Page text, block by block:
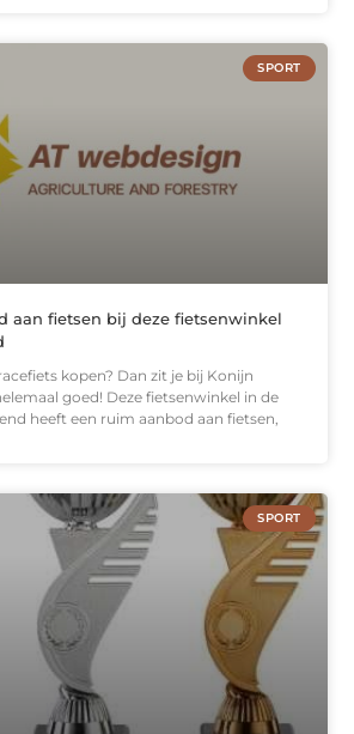
SPORT
aan fietsen bij deze fietsenwinkel
kopen? Dan zit je bij Konijn
goed! Deze fietsenwinkel in de
heeft een ruim aanbod aan fietsen,
SPORT